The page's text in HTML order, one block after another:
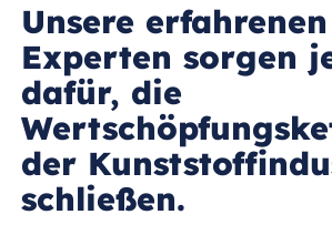
Unsere erfahrenen
Experten sorgen
dafür, die
der
schließen.